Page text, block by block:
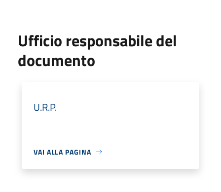
Ufficio responsabile del
documento
U.R.P.
VAI ALLA PAGINA